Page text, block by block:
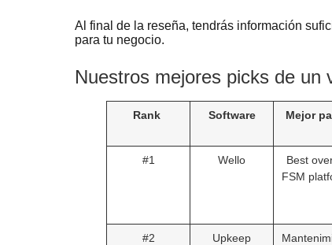
Al final de la reseña, tendrás información
para tu negocio.
Nuestros mejores picks de un
Rank Software Mejor
#1 Wello
Best
FSM
#2 Upkeep